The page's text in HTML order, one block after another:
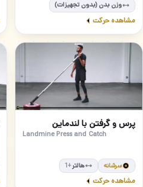
وزن بدن (بدون تجهیزات)
مشاهده حرکت
45پرس و گرفتن با لندماین
Landmine Press and Catch
سرشانه هالتر +1
مشاهده حرکت